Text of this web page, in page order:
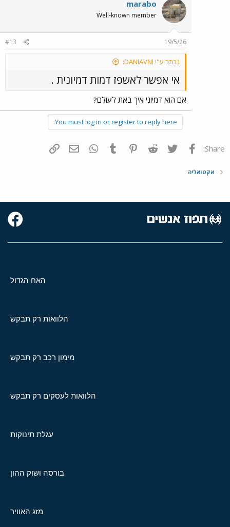
marabo
Well-known member
19/5/26
#13
נכתב ע"י DANIAVNI:
אי אפשר לאשפז דמות דמיונית .
אם הוא דמיוני איך באת לעולם?
You must log in or register to reply here.
Share: פייסבוק Twitter
Reddit
Pinterest
Tumblr
WhatsAppדואר אלקטרוני
אקטואליה
האח הגדול
הלוואות רק תבקש
מימון רכב רק תבקש
הלוואות לעסקים רק תבקש
עגלת תינוקות
בורסה ושוק ההון
מזג האוויר